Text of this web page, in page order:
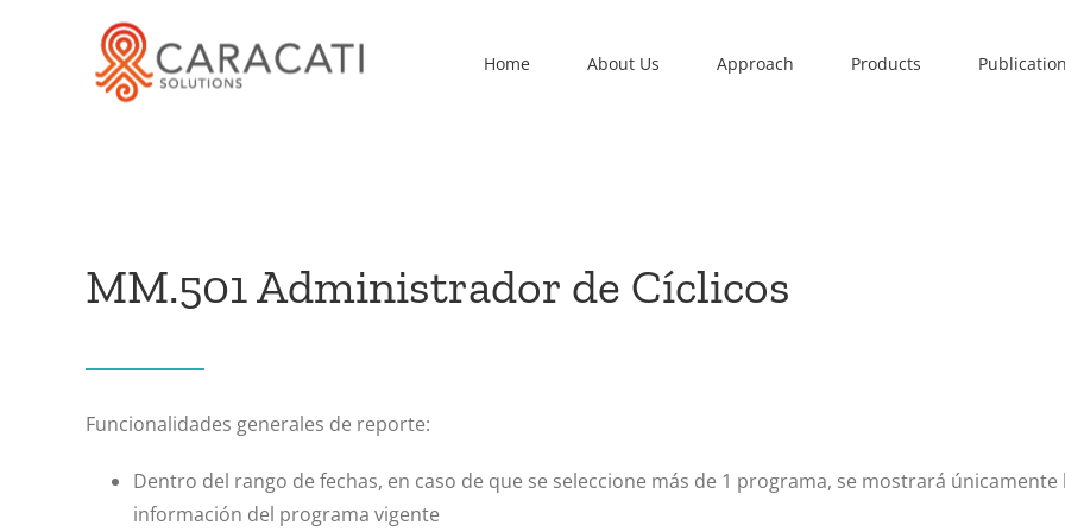
Home About Us Approach Products
MM.501 Administrador de Cíclicos
Funcionalidades generales de reporte:
Dentro del rango de fechas, en caso de que se seleccione más de 1 programa, se mostrará únicamente
información del programa vigente